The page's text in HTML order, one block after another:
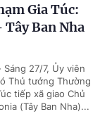
Gia Túc:
Ban Nha
27/7, Ủy viên
Thủ tướng Thường
tiếp xã giao Chủ
(Tây Ban Nha)...